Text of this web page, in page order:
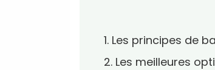
1. Les principes de
2. Les meilleures